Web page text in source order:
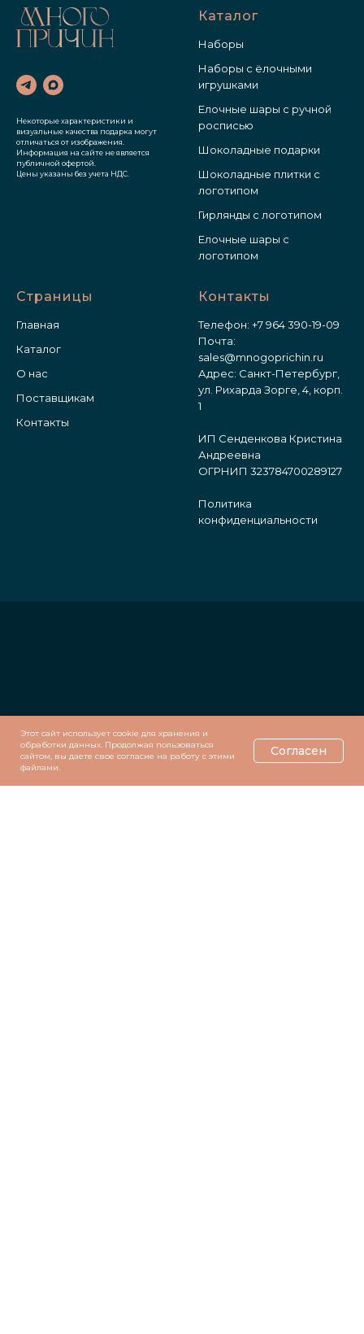
Некоторые характеристики и
визуальные качества подарка могут
отличаться от изображения.
Информация на сайте не является
публичной офертой.
Цены указаны без учета НДС.
Каталог
Наборы
Наборы с ёлочными
игрушками
Елочные шары с ручной
росписью
Шоколадные подарки
Шоколадные плитки с
логотипом
Гирлянды с логотипом
Елочные шары с
логотипом
Страницы
Главная
Каталог
О нас
Поставщикам
Контакты
Контакты
Телефон: +7 964 390-19-09
Почта:
sales@mnogoprichin.ru
Адрес: Санкт-Петербург,
ул. Рихарда Зорге, 4, корп.
1
ИП Сенденкова Кристина
Андреевна
ОГРНИП 323784700289127
Политика
конфиденциальности
Этот сайт использует cookie для хранения и
обработки данных. Продолжая пользоваться
сайтом, вы даете свое согласие на работу с этими
файлами.
Согласен